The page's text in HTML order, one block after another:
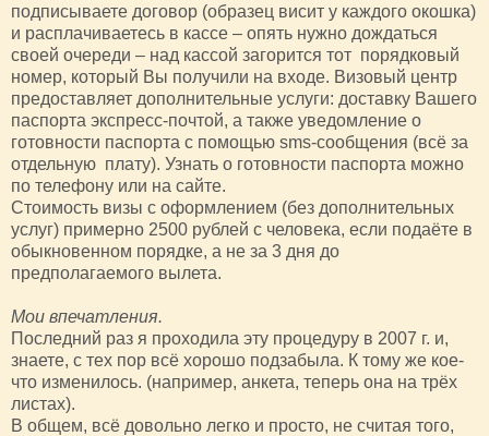
подписываете договор (образец висит у каждого окошка)
и расплачиваетесь в кассе – опять нужно дождаться
своей очереди – над кассой загорится тот порядковый
номер, который Вы получили на входе. Визовый центр
предоставляет дополнительные услуги: доставку Вашего
паспорта экспресс-почтой, а также уведомление о
готовности паспорта с помощью sms-сообщения (всё за
отдельную плату). Узнать о готовности паспорта можно
по телефону или на сайте.
Стоимость визы с оформлением (без дополнительных
услуг) примерно 2500 рублей с человека, если подаёте в
обыкновенном порядке, а не за 3 дня до
предполагаемого вылета.
Мои впечатления.
Последний раз я проходила эту процедуру в 2007 г. и,
знаете, с тех пор всё хорошо подзабыла. К тому же кое-
что изменилось. (например, анкета, теперь она на трёх
листах).
В общем, всё довольно легко и просто, не считая того,